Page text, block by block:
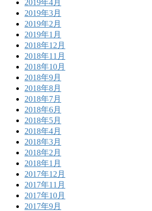
2019年4月
2019年3月
2019年2月
2019年1月
2018年12月
2018年11月
2018年10月
2018年9月
2018年8月
2018年7月
2018年6月
2018年5月
2018年4月
2018年3月
2018年2月
2018年1月
2017年12月
2017年11月
2017年10月
2017年9月